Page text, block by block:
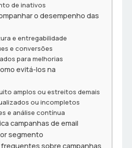
de inativos
o desempenho das
e entregabilidade
e conversões
para melhorias
evitá-los na
amplos ou estreitos demais
ou incompletos
e análise contínua
campanhas de email
segmento
frequentes sobre campanhas